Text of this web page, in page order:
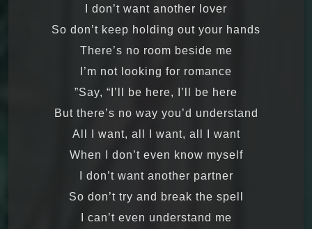
I don’t want another lover
So don’t keep holding out your hands
There’s no room beside me
I’m not looking for romance
Say, “I’ll be here, I’ll be here”
But there’s no way you’d understand
All I want, all I want, all I want
When I don’t even know myself
I don’t want another partner
So don’t try and break the spell
I can’t even understand me